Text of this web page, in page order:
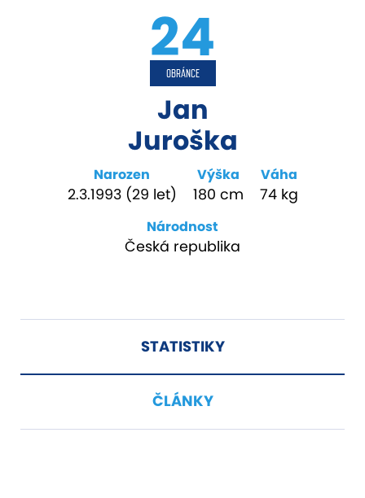
24
OBRÁNCE
Jan
Juroška
Narozen
2.3.1993 (29 let)
Výška
180 cm
Váha
74 kg
Národnost
Česká republika
STATISTIKY
ČLÁNKY